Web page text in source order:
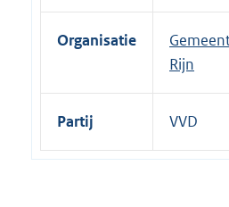
Organisatie
Rijn
Partij VVD